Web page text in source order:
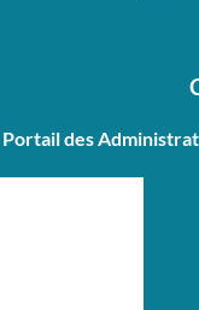
Portail des